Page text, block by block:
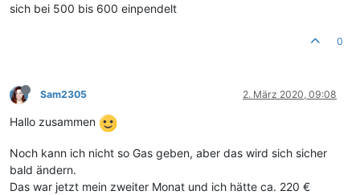
sich bei 500 bis 600 einpendelt
0
Sam2305 2. März 2020, 09:08
Hallo zusammen
Noch kann ich nicht so Gas geben, aber das wird sich sicher
bald ändern.
Das war jetzt mein zweiter Monat und ich hätte ca. 220 €